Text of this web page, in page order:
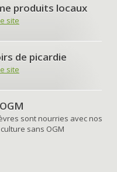
produits locaux
site
de picardie
site
sont nourries avec nos
sans OGM